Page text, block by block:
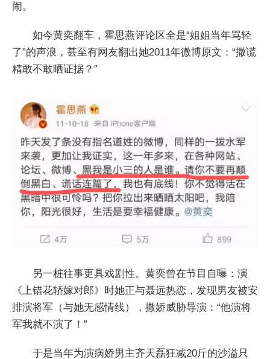
闹。
如今黄奕翻车，霍思燕评论区全是“姐姐当年骂轻
了”的声浪，甚至有网友翻出她2011年微博原文：“撒谎
精敢不敢晒证据？”
另一桩往事更具戏剧性。黄奕曾在节目自曝：演
《上错花轿嫁对郎》时她正与聂远热恋，发现男友被安
排演将军（与她无感情线），撒娇威胁导演：“他演将
军我就不演了！”
于是当年为演病娇男主齐天磊狂减20斤的沙溢只